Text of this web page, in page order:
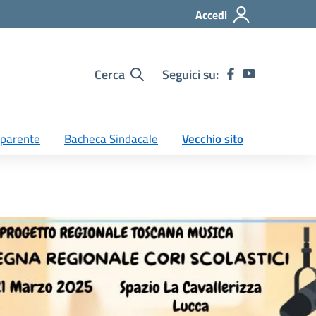
Accedi
Cerca Seguici su:
Bacheca Sindacale Vecchio sito